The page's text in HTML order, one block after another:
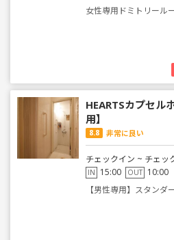
女性専用ドミトリール
HEARTSカプセル
用】
8.8 非常に良い
チェックイン ~ チェッ
IN 15:00 OUT 10:00
【男性専用】スタンダ